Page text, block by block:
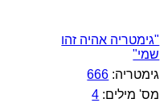
"גימטריה אהיה זהו
שמי"
גימטריה: 666
מס' מילים: 4